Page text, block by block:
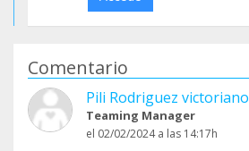
Comentario
Pili Rodriguez victoriano
Teaming Manager
el 02/02/2024 a las 14:17h